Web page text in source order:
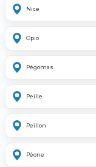
Nice
Opio
Pégomas
Peille
Peillon
Péone